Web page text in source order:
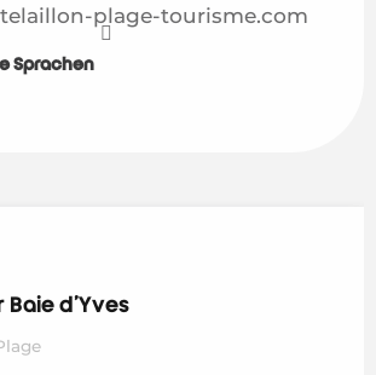
plage-tourisme.com
Sprachen
Sprachen
Baie d'Yves